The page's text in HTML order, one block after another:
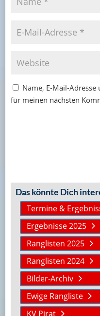
Name, E-Mail-
für meinen nächsten
Das könnte Dich
Termine &
Ergebnisse 2025
Ranglisten 2025
Ranglisten 2024
Bilder-Archiv
Ewige Rangliste
KV Pirat